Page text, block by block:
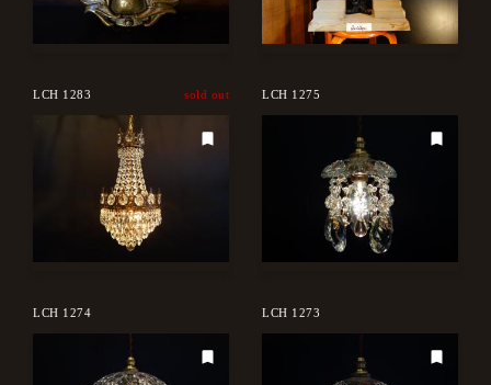
LCH 1283 sold out LCH 1275
LCH 1274 LCH 1273